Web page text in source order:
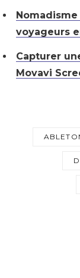
voyageurs
Capturer
Movavi